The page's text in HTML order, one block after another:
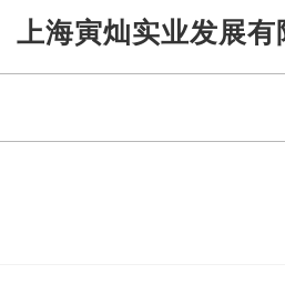
Skip
to
content
上海寅灿实业发展有